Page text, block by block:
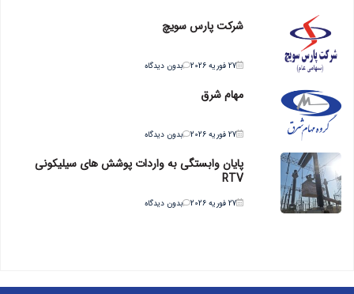
شرکت پارس سویچ
27 فوریه 2026 بدون دیدگاه
مهام شرق
27 فوریه 2026 بدون دیدگاه
پایان وابستگی به واردات پوشش های سیلیکونی
RTV
27 فوریه 2026 بدون دیدگاه